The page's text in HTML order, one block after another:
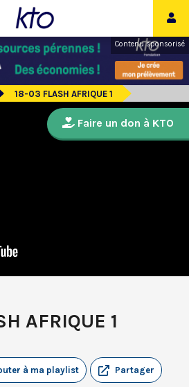
Contenu sponsorisé
18-03 FLASH AFRIQUE 1
AFRIQUE 1
Partager
à ma playlist
Faire un don à KTO